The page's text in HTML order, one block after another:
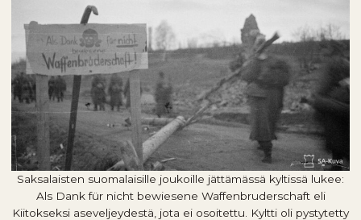
Saksalaisten suomalaisille joukoille jättämässä kyltissä lukee:
Als Dank für nicht bewiesene Waffenbruderschaft eli
Kiitokseksi aseveljeydestä, jota ei osoitettu. Kyltti oli pystytetty